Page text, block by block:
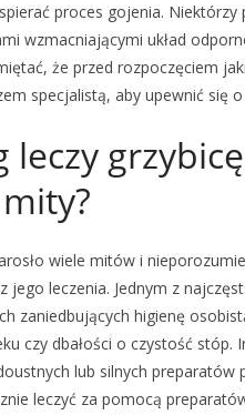
proces gojenia.
wzmacniającymi układ
że przed rozpoczęciem
specjalistą, aby upewnić się
leczy
wiele mitów i
leczenia. Jednym z
zaniedbujących higienę
czy dbałości o czystość stóp.
lub silnych preparatów
leczyć za pomocą